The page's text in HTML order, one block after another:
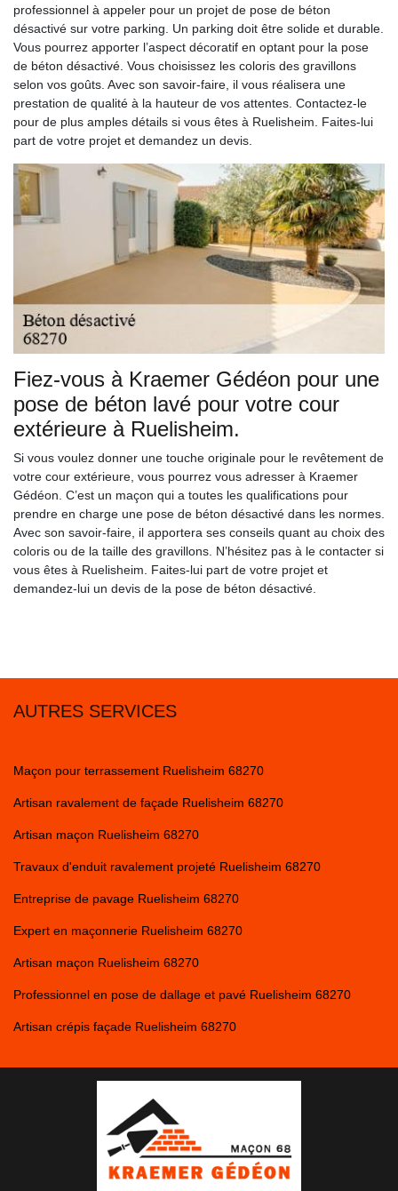
professionnel à appeler pour un projet de pose de béton
désactivé sur votre parking. Un parking doit être solide et durable.
Vous pourrez apporter l’aspect décoratif en optant pour la pose
de béton désactivé. Vous choisissez les coloris des gravillons
selon vos goûts. Avec son savoir-faire, il vous réalisera une
prestation de qualité à la hauteur de vos attentes. Contactez-le
pour de plus amples détails si vous êtes à Ruelisheim. Faites-lui
part de votre projet et demandez un devis.
Fiez-vous à Kraemer Gédéon pour une
pose de béton lavé pour votre cour
extérieure à Ruelisheim.
Si vous voulez donner une touche originale pour le revêtement de
votre cour extérieure, vous pourrez vous adresser à Kraemer
Gédéon. C’est un maçon qui a toutes les qualifications pour
prendre en charge une pose de béton désactivé dans les normes.
Avec son savoir-faire, il apportera ses conseils quant au choix des
coloris ou de la taille des gravillons. N’hésitez pas à le contacter si
vous êtes à Ruelisheim. Faites-lui part de votre projet et
demandez-lui un devis de la pose de béton désactivé.
AUTRES SERVICES
Maçon pour terrassement Ruelisheim 68270
Artisan ravalement de façade Ruelisheim 68270
Artisan maçon Ruelisheim 68270
Travaux d'enduit ravalement projeté Ruelisheim 68270
Entreprise de pavage Ruelisheim 68270
Expert en maçonnerie Ruelisheim 68270
Artisan maçon Ruelisheim 68270
Professionnel en pose de dallage et pavé Ruelisheim 68270
Artisan crépis façade Ruelisheim 68270